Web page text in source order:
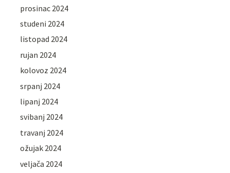
prosinac 2024
studeni 2024
listopad 2024
rujan 2024
kolovoz 2024
srpanj 2024
lipanj 2024
svibanj 2024
travanj 2024
ožujak 2024
veljača 2024